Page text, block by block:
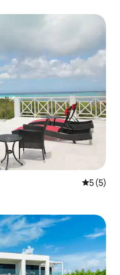
5 (5)